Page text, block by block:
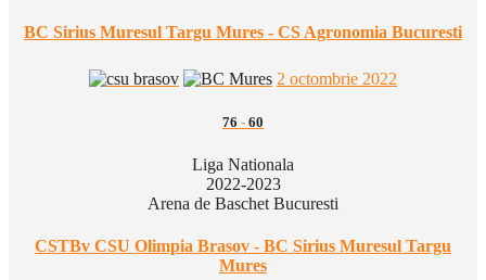
BC Sirius Muresul Targu Mures - CS Agronomia Bucuresti
2 octombrie 2022
76 - 60
Liga Nationala
2022-2023
Arena de Baschet Bucuresti
CSTBv CSU Olimpia Brasov - BC Sirius Muresul Targu
Mures